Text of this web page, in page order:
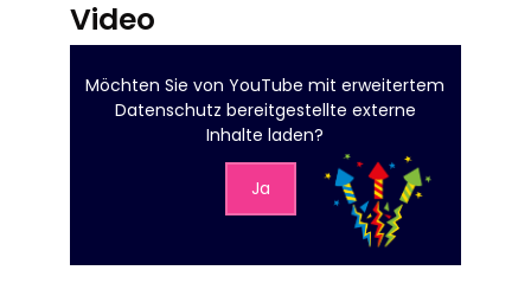
Video
Möchten Sie vonYouTube mit erweitertem
Datenschutz bereitgestellte externe
Inhalte laden?
Ja